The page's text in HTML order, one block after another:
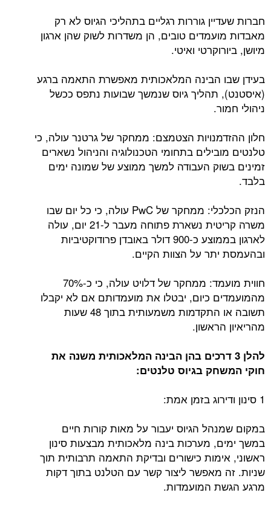
חברות שעדיין גוררות רגליים בתהליכי הגיוס לא רק
מאבדות מועמדים טובים, הן משדרות לשוק שהן ארגון
מיושן, ביורוקרטי ואיטי.
בעידן שבו הבינה המלאכותית מאפשרת התאמה ברגע
(איסטנט), תהליך גיוס שנמשך שבועות נתפס ככשל
ניהולי חמור.
חלון ההזדמנויות הצטמצם: ממחקר של גרטנר עולה, כי
טלנטים מובילים בתחומי הטכנולוגיה והניהול נשארים
זמינים בשוק העבודה למשך ממוצע של שמונה ימים
בלבד.
הנזק הכלכלי: ממחקר של PwC עולה, כי כל יום שבו
משרה קריטית נשארת פתוחה מעבר ל-21 יום, עולה
לארגון בממוצע כ-900 דולר באובדן פרודוקטיביות
ובהעמסת יתר על הצוות הקיים.
חווית מועמד: ממחקר של דלויט עולה, כי כ-70%
מהמועמדים כיום, יבטלו את מועמדותם אם לא יקבלו
תשובה או התקדמות משמעותית בתוך 48 שעות
מהריאיון הראשון.
להלן 3 דרכים בהן הבינה המלאכותית משנה את
חוקי המשחק בגיוס טלנטים:
1 סינון ודירוג בזמן אמת:
במקום שמנהל הגיוס יעבור על מאות קורות חיים
במשך ימים, מערכות בינה מלאכותית מבצעות סינון
ראשוני, אימות כישורים ובדיקת התאמה תרבותית תוך
שניות. זה מאפשר ליצור קשר עם הטלנט בתוך דקות
מרגע הגשת המועמדות.